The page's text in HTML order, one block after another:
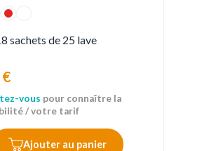
sachets de 25 lave
vous pour connaître la
/ votre tarif
Ajouter au panier